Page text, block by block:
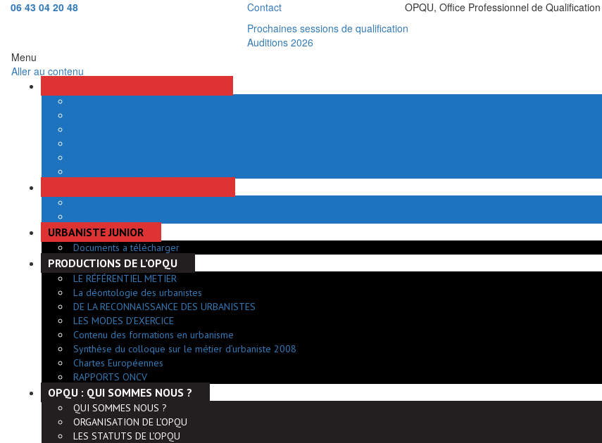
06 43 04 20 48 Contact OPQU, Office Professionnel de
Prochaines sessions de qualification
Auditions 2026
Menu
Aller au contenu
URBANISTE JUNIOR
Documents a télécharger
PRODUCTIONS DE L’OPQU
LE RÉFÉRENTIEL METIER
La déontologie des urbanistes
DE LA RECONNAISSANCE DES URBANISTES
LES MODES D’EXERCICE
Contenu des formations en urbanisme
Synthèse du colloque sur le métier d’urbaniste 2008
Chartes Européennes
RAPPORTS ONCV
OPQU : QUI SOMMES NOUS ?
QUI SOMMES NOUS ?
ORGANISATION DE L’OPQU
LES STATUTS DE L’OPQU